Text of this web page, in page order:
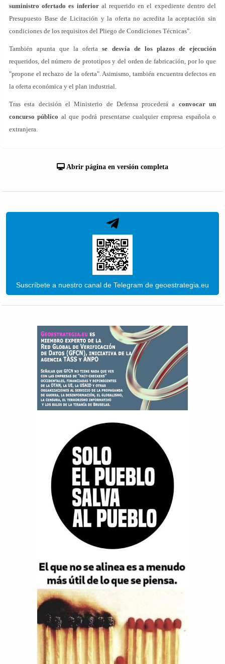
suministro ofertado es inferioral requerido en el expediente dentro del
Presupuesto Base de Licitación y la oferta no acredita la aceptación sin
condiciones de los requisitos del Pliego de Condiciones Técnicas".
También apunta que la ofertase desvía de los plazos de ejecución
requeridos, del número de prototipos y del orden de fabricación, por lo que
"propone el rechazo de la oferta". Asimismo, también encuentra defectos en
la oferta económica y el plan industrial.
Tras esta decisión el Ministerio de Defensa procederá a convocar un
concurso público al que podrá presentarse cualquier empresa española o
extranjera.
Abrir página en versión completa
Suscríbete a nuestro canal de Telegram de geoestrategia.eu